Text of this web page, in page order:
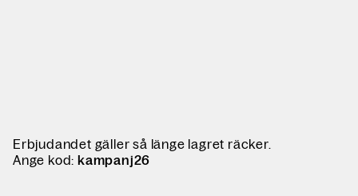
Erbjudandet gäller så länge lagret räcker.
Ange kod: kampanj26